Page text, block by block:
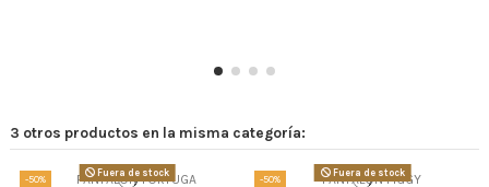
3 otros productos en la misma categoría:
-50%
Fuera de stock
-50%
Fuera de stock